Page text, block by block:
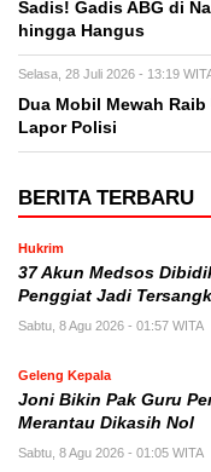
Sadis! Gadis ABG di
hingga Hangus
Selasa, 28 Juli 2026 - 13:19
Dua Mobil Mewah
Lapor Polisi
BERITA TERBARU
Hukrim
37 Akun Medsos
Penggiat Jadi
Sabtu, 8 Agu 2026 - 01:57 WITA
Geleng Kepala
Joni Bikin Pak Guru
Merantau Dikasih Nol
Sabtu, 8 Agu 2026 - 01:05 WITA